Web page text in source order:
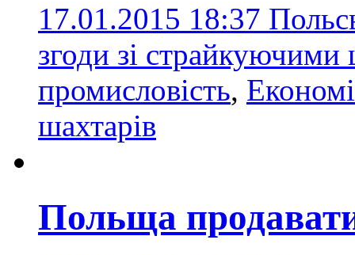
17.01.2015 18:37
згоди зі
промисловість,
шахтарів
Польща